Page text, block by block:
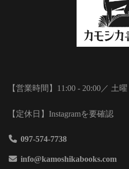
【営業時間】11:00 - 20:00／ 土曜
【定休日】Instagramを要確認
097-574-7738
info@kamoshikabooks.com